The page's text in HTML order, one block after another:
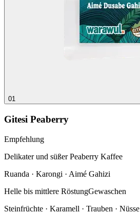
01
Gitesi Peaberry
Empfehlung
Delikater und süßer Peaberry Kaffee
Ruanda · Karongi · Aimé Gahizi
Helle bis mittlere RöstungGewaschen
Steinfrüchte · Karamell · Trauben · Nüsse